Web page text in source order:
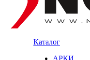
Каталог
АРКИ